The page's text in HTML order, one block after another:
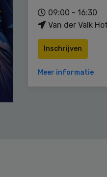
09:00 - 16:30
Van der Valk
Inschrijven
Meer informatie